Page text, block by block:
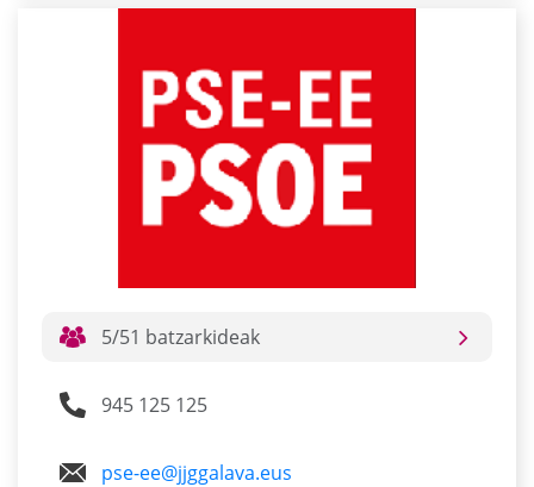
5/51 batzarkideak
945 125 125
pse-ee@jjggalava.eus